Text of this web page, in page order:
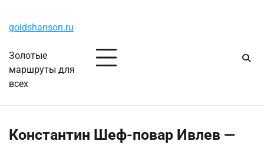
содержимому
goldshanson.ru
Золотые
маршруты для
всех
Константин Шеф-повар Ивлев —